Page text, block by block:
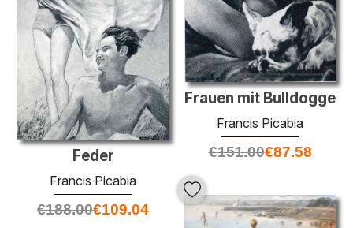
Frauen mit Bulldogge
Francis Picabia
€151.00€87.58
Feder
Francis Picabia
€188.00€109.04